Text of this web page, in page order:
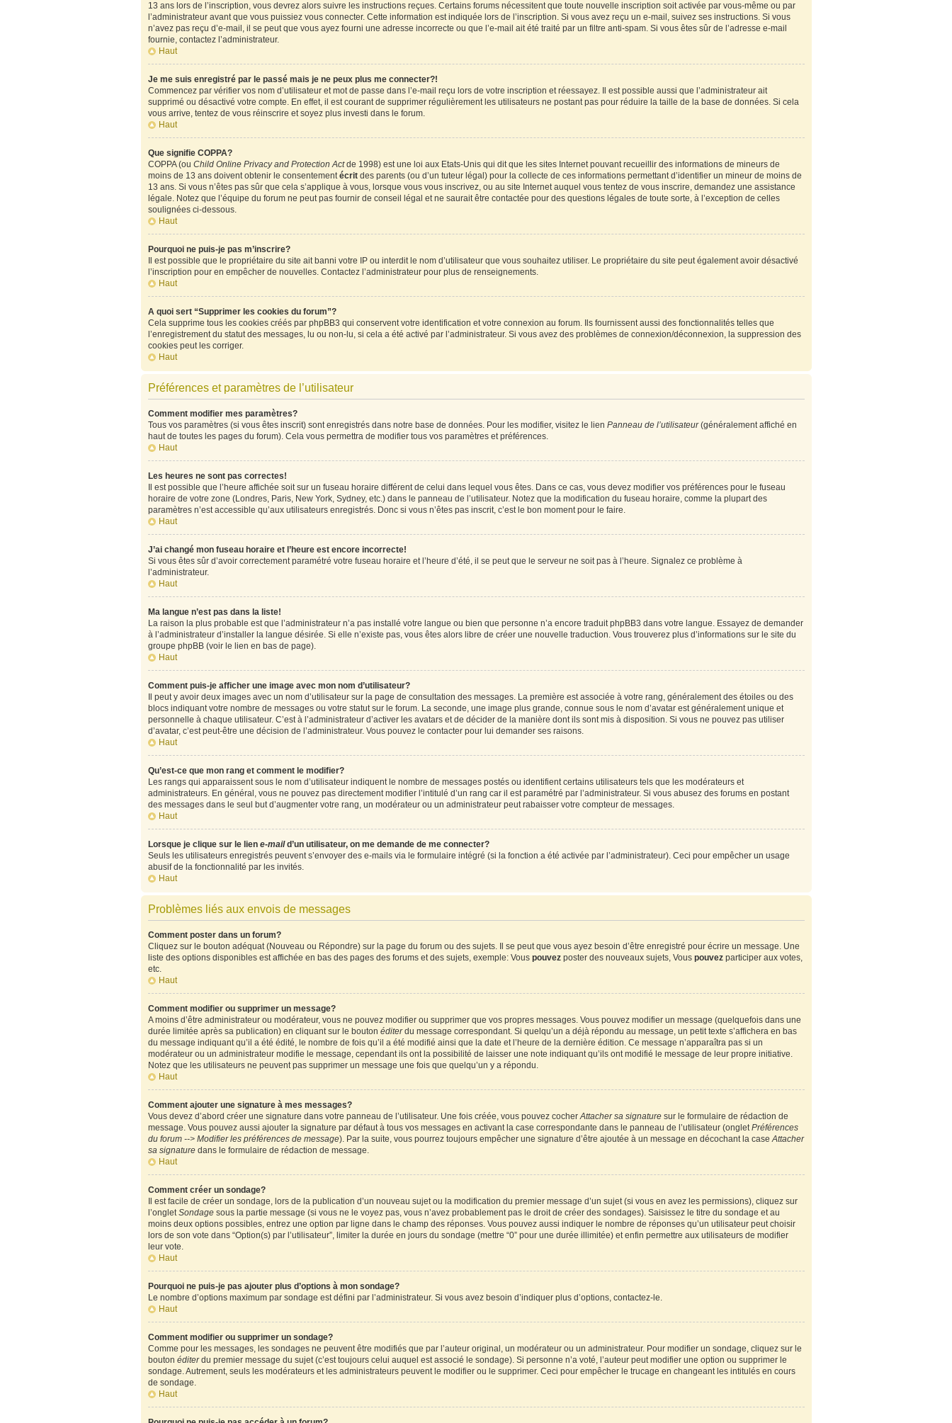
13 ans lors de l’inscription, vous devrez alors suivre les instructions reçues. Certains forums nécessitent que toute nouvelle inscription soit activée par vous-même ou par
l’administrateur avant que vous puissiez vous connecter. Cette information est indiquée lors de l’inscription. Si vous avez reçu un e-mail, suivez ses instructions. Si vous
n’avez pas reçu d’e-mail, il se peut que vous ayez fourni une adresse incorrecte ou que l’e-mail ait été traité par un filtre anti-spam. Si vous êtes sûr de l’adresse e-mail
fournie, contactez l’administrateur.
Haut
Je me suis enregistré par le passé mais je ne peux plus me connecter?!
Commencez par vérifier vos nom d’utilisateur et mot de passe dans l’e-mail reçu lors de votre inscription et réessayez. Il est possible aussi que l’administrateur ait
supprimé ou désactivé votre compte. En effet, il est courant de supprimer régulièrement les utilisateurs ne postant pas pour réduire la taille de la base de données. Si cela
vous arrive, tentez de vous réinscrire et soyez plus investi dans le forum.
Haut
Que signifie COPPA?
COPPA (ou Child Online Privacy and Protection Actde 1998) est une loi aux Etats-Unis qui dit que les sites Internet pouvant recueillir des informations de mineurs de
moins de 13 ans doivent obtenir le consentementécritdes parents (ou d’un tuteur légal) pour la collecte de ces informations permettant d’identifier un mineur de moins de
13 ans. Si vous n’êtes pas sûr que cela s’applique à vous, lorsque vous vous inscrivez, ou au site Internet auquel vous tentez de vous inscrire, demandez une assistance
légale. Notez que l’équipe du forum ne peut pas fournir de conseil légal et ne saurait être contactée pour des questions légales de toute sorte, à l’exception de celles
soulignées ci-dessous.
Haut
Pourquoi ne puis-je pas m’inscrire?
Il est possible que le propriétaire du site ait banni votre IP ou interdit le nom d’utilisateur que vous souhaitez utiliser. Le propriétaire du site peut également avoir désactivé
l’inscription pour en empêcher de nouvelles. Contactez l’administrateur pour plus de renseignements.
Haut
A quoi sert “Supprimer les cookies du forum”?
Cela supprime tous les cookies créés par phpBB3 qui conservent votre identification et votre connexion au forum. Ils fournissent aussi des fonctionnalités telles que
l’enregistrement du statut des messages, lu ou non-lu, si cela a été activé par l’administrateur. Si vous avez des problèmes de connexion/déconnexion, la suppression des
cookies peut les corriger.
Haut
Préférences et paramètres de l’utilisateur
Comment modifier mes paramètres?
Tous vos paramètres (si vous êtes inscrit) sont enregistrés dans notre base de données. Pour les modifier, visitez le lien Panneau de l’utilisateur(généralement affiché en
haut de toutes les pages du forum). Cela vous permettra de modifier tous vos paramètres et préférences.
Haut
Les heures ne sont pas correctes!
Il est possible que l’heure affichée soit sur un fuseau horaire différent de celui dans lequel vous êtes. Dans ce cas, vous devez modifier vos préférences pour le fuseau
horaire de votre zone (Londres, Paris, New York, Sydney, etc.) dans le panneau de l’utilisateur. Notez que la modification du fuseau horaire, comme la plupart des
paramètres n’est accessible qu’aux utilisateurs enregistrés. Donc si vous n’êtes pas inscrit, c’est le bon moment pour le faire.
Haut
J’ai changé mon fuseau horaire et l’heure est encore incorrecte!
Si vous êtes sûr d’avoir correctement paramétré votre fuseau horaire et l’heure d’été, il se peut que le serveur ne soit pas à l’heure. Signalez ce problème à
l’administrateur.
Haut
Ma langue n’est pas dans la liste!
La raison la plus probable est que l’administrateur n’a pas installé votre langue ou bien que personne n’a encore traduit phpBB3 dans votre langue. Essayez de demander
à l’administrateur d’installer la langue désirée. Si elle n’existe pas, vous êtes alors libre de créer une nouvelle traduction. Vous trouverez plus d’informations sur le site du
groupe phpBB (voir le lien en bas de page).
Haut
Comment puis-je afficher une image avec mon nom d’utilisateur?
Il peut y avoir deux images avec un nom d’utilisateur sur la page de consultation des messages. La première est associée à votre rang, généralement des étoiles ou des
blocs indiquant votre nombre de messages ou votre statut sur le forum. La seconde, une image plus grande, connue sous le nom d’avatar est généralement unique et
personnelle à chaque utilisateur. C’est à l’administrateur d’activer les avatars et de décider de la manière dont ils sont mis à disposition. Si vous ne pouvez pas utiliser
d’avatar, c’est peut-être une décision de l’administrateur. Vous pouvez le contacter pour lui demander ses raisons.
Haut
Qu’est-ce que mon rang et comment le modifier?
Les rangs qui apparaissent sous le nom d’utilisateur indiquent le nombre de messages postés ou identifient certains utilisateurs tels que les modérateurs et
administrateurs. En général, vous ne pouvez pas directement modifier l’intitulé d’un rang car il est paramétré par l’administrateur. Si vous abusez des forums en postant
des messages dans le seul but d’augmenter votre rang, un modérateur ou un administrateur peut rabaisser votre compteur de messages.
Haut
Lorsque je clique sur le lien e-maild’un utilisateur, on me demande de me connecter?
Seuls les utilisateurs enregistrés peuvent s’envoyer des e-mails via le formulaire intégré (si la fonction a été activée par l’administrateur). Ceci pour empêcher un usage
abusif de la fonctionnalité par les invités.
Haut
Problèmes liés aux envois de messages
Comment poster dans un forum?
Cliquez sur le bouton adéquat (Nouveau ou Répondre) sur la page du forum ou des sujets. Il se peut que vous ayez besoin d’être enregistré pour écrire un message. Une
liste des options disponibles est affichée en bas des pages des forums et des sujets, exemple: Vous pouvezposter des nouveaux sujets, Vous pouvezparticiper aux votes,
etc.
Haut
Comment modifier ou supprimer un message?
A moins d’être administrateur ou modérateur, vous ne pouvez modifier ou supprimer que vos propres messages. Vous pouvez modifier un message (quelquefois dans une
durée limitée après sa publication) en cliquant sur le bouton éditerdu message correspondant. Si quelqu’un a déjà répondu au message, un petit texte s’affichera en bas
du message indiquant qu’il a été édité, le nombre de fois qu’il a été modifié ainsi que la date et l’heure de la dernière édition. Ce message n’apparaîtra pas si un
modérateur ou un administrateur modifie le message, cependant ils ont la possibilité de laisser une note indiquant qu’ils ont modifié le message de leur propre initiative.
Notez que les utilisateurs ne peuvent pas supprimer un message une fois que quelqu’un y a répondu.
Haut
Comment ajouter une signature à mes messages?
Vous devez d’abord créer une signature dans votre panneau de l’utilisateur. Une fois créée, vous pouvez cocherAttacher sa signaturesur le formulaire de rédaction de
message. Vous pouvez aussi ajouter la signature par défaut à tous vos messages en activant la case correspondante dans le panneau de l’utilisateur (ongletPréférences
du forum --> Modifier les préférences de message). Par la suite, vous pourrez toujours empêcher une signature d’être ajoutée à un message en décochant la caseAttacher
sa signaturedans le formulaire de rédaction de message.
Haut
Comment créer un sondage?
Il est facile de créer un sondage, lors de la publication d’un nouveau sujet ou la modification du premier message d’un sujet (si vous en avez les permissions), cliquez sur
l’ongletSondagesous la partie message (si vous ne le voyez pas, vous n’avez probablement pas le droit de créer des sondages). Saisissez le titre du sondage et au
moins deux options possibles, entrez une option par ligne dans le champ des réponses. Vous pouvez aussi indiquer le nombre de réponses qu’un utilisateur peut choisir
lors de son vote dans “Option(s) par l’utilisateur”, limiter la durée en jours du sondage (mettre “0” pour une durée illimitée) et enfin permettre aux utilisateurs de modifier
leur vote.
Haut
Pourquoi ne puis-je pas ajouter plus d’options à mon sondage?
Le nombre d’options maximum par sondage est défini par l’administrateur. Si vous avez besoin d’indiquer plus d’options, contactez-le.
Haut
Comment modifier ou supprimer un sondage?
Comme pour les messages, les sondages ne peuvent être modifiés que par l’auteur original, un modérateur ou un administrateur. Pour modifier un sondage, cliquez sur le
bouton éditerdu premier message du sujet (c’est toujours celui auquel est associé le sondage). Si personne n’a voté, l’auteur peut modifier une option ou supprimer le
sondage. Autrement, seuls les modérateurs et les administrateurs peuvent le modifier ou le supprimer. Ceci pour empêcher le trucage en changeant les intitulés en cours
de sondage.
Haut